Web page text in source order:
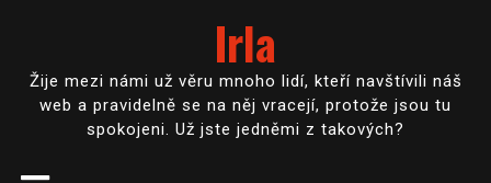
Irla
Žije mezi námi už věru mnoho lidí, kteří navštívili náš
web a pravidelně se na něj vracejí, protože jsou tu
spokojeni. Už jste jedněmi z takových?